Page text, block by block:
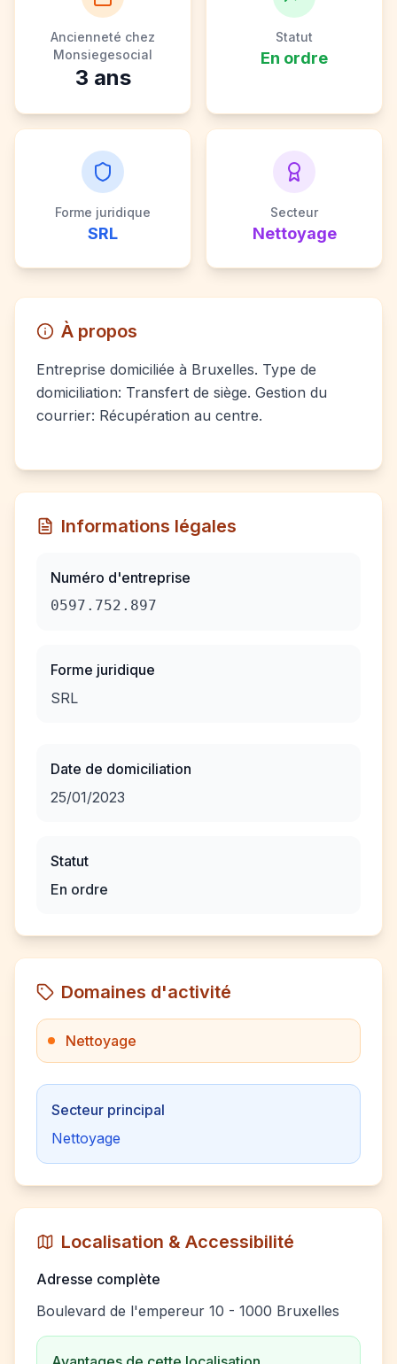
Ancienneté chez
Monsiegesocial
3 ans
Statut
En ordre
Forme juridique
SRL
Secteur
Nettoyage
À propos
Entreprise domiciliée à Bruxelles. Type de
domiciliation: Transfert de siège. Gestion du
courrier: Récupération au centre.
Informations légales
Numéro d'entreprise
0597.752.897
Forme juridique
SRL
Date de domiciliation
25/01/2023
Statut
En ordre
Domaines d'activité
Nettoyage
Secteur principal
Nettoyage
Localisation & Accessibilité
Adresse complète
Boulevard de l'empereur 10 - 1000 Bruxelles